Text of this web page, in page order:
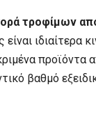
τροφίμων
ιδιαίτερα
προϊόντα
βαθμό